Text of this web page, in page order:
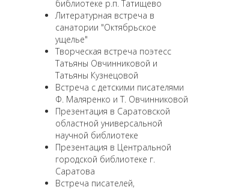
библиотеке р.п. Татищево
Литературная встреча в
санатории "Октябрьское
ущелье"
Творческая встреча поэтесс
Татьяны Овчинниковой и
Татьяны Кузнецовой
Встреча с детскими писателями
Ф. Маляренко и Т. Овчинниковой
Презентация в Саратовской
областной универсальной
научной библиотеке
Презентация в Центральной
городской библиотеке г.
Саратова
Встреча писателей,